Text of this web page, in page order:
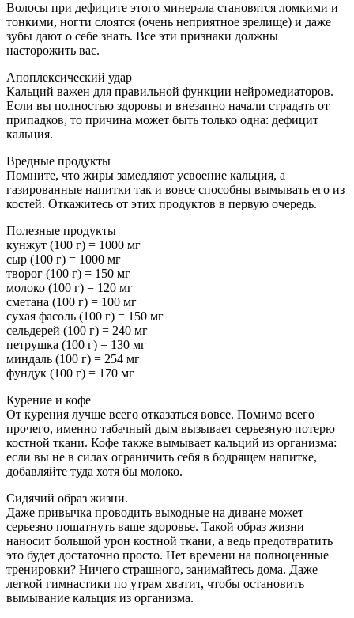
Волосы при дефиците этого минерала становятся ломкими и
тонкими, ногти слоятся (очень неприятное зрелище) и даже
зубы дают о себе знать. Все эти признаки должны
насторожить вас.
Апоплексический удар
Кальций важен для правильной функции нейромедиаторов.
Если вы полностью здоровы и внезапно начали страдать от
припадков, то причина может быть только одна: дефицит
кальция.
Вредные продукты
Помните, что жиры замедляют усвоение кальция, а
газированные напитки так и вовсе способны вымывать его из
костей. Откажитесь от этих продуктов в первую очередь.
Полезные продукты
кунжут (100 г) = 1000 мг
сыр (100 г) = 1000 мг
творог (100 г) = 150 мг
молоко (100 г) = 120 мг
сметана (100 г) = 100 мг
cухая фасоль (100 г) = 150 мг
сельдерей (100 г) = 240 мг
петрушка (100 г) = 130 мг
миндаль (100 г) = 254 мг
фундук (100 г) = 170 мг
Курение и кофе
От курения лучше всего отказаться вовсе. Помимо всего
прочего, именно табачный дым вызывает серьезную потерю
костной ткани. Кофе также вымывает кальций из организма:
если вы не в силах ограничить себя в бодрящем напитке,
добавляйте туда хотя бы молоко.
Сидячий образ жизни.
Даже привычка проводить выходные на диване может
серьезно пошатнуть ваше здоровье. Такой образ жизни
наносит большой урон костной ткани, а ведь предотвратить
это будет достаточно просто. Нет времени на полноценные
тренировки? Ничего страшного, занимайтесь дома. Даже
легкой гимнастики по утрам хватит, чтобы остановить
вымывание кальция из организма.